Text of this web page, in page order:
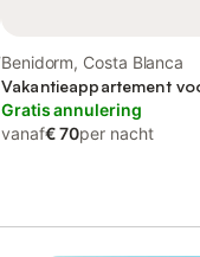
Benidorm, Costa Blanca
Vakantieappartement
Gratis annulering
vanaf€ 70per nacht